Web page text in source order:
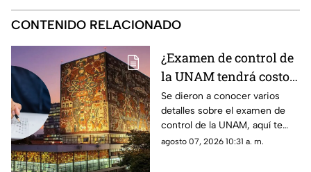
CONTENIDO RELACIONADO
¿Examen de control de
la UNAM tendrá costo?
Conoce todos los
detalles
Se dieron a conocer varios
detalles sobre el examen de
control de la UNAM, aquí te
decimos si tendrá costo o no.
agosto 07, 2026 10:31 a. m.